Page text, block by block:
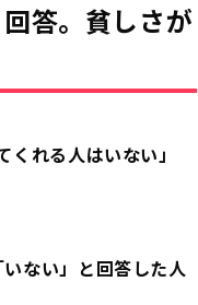
答。貧しさが
れる人はいない」
ない」と回答した人